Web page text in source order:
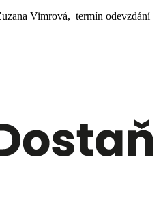
Vimrová, termín odevzdání